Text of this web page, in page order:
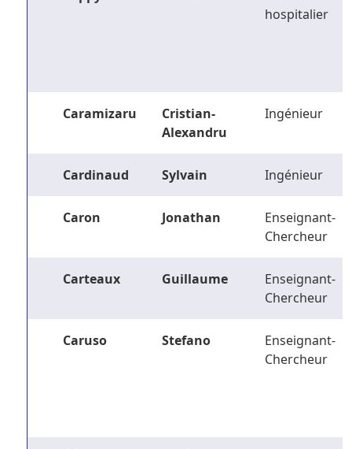
hospitalier
Caramizaru
Cristian-
Alexandru
Ingénieur
Cardinaud Sylvain Ingénieur
Caron Jonathan
Enseignant-
Chercheur
Carteaux Guillaume
Enseignant-
Chercheur
Caruso Stefano
Enseignant-
Chercheur